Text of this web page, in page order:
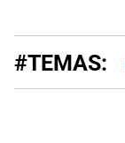
#TEMAS: